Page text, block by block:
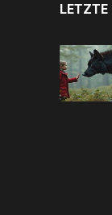
LETZTE